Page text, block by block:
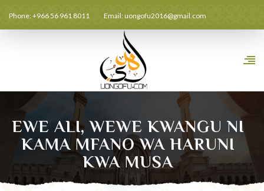
Phone: +966 56 961 8011 Email:uongofu2016@gmail.com
EWE ALI, WEWE KWANGU NI
KAMA MFANO WA HARUNI
KWA MUSA